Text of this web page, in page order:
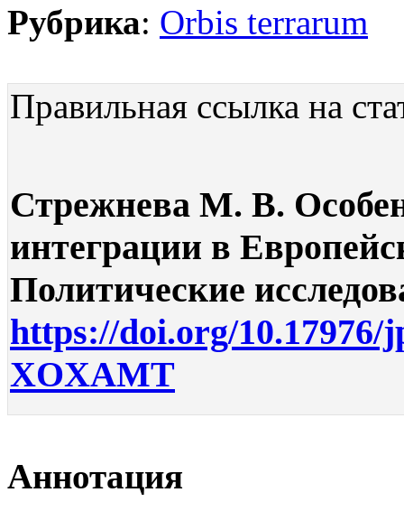
Рубрика: Orbis terrarum
Правильная ссылка на
Стрежнева М. В.
интеграции в
Политические
https://doi.org/10.17976/
XOXAMT
Аннотация